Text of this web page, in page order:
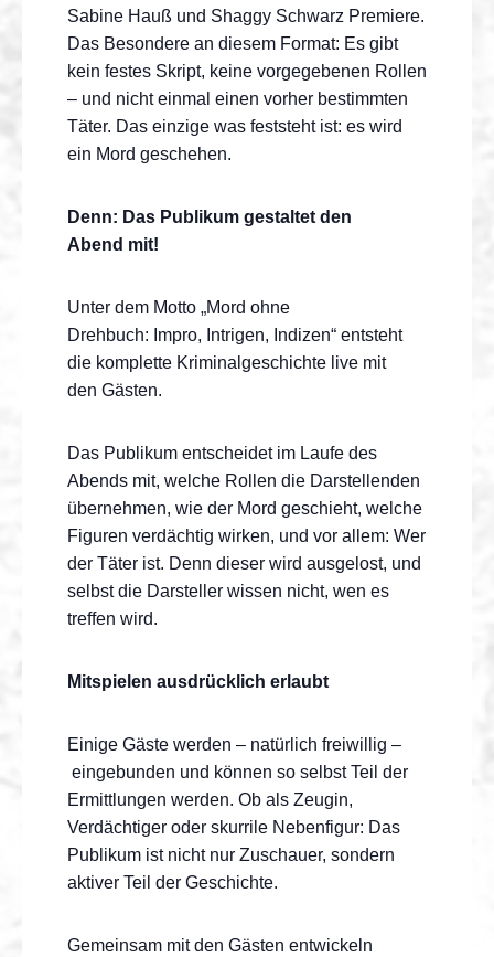
Sabine Hauß und Shaggy Schwarz Premiere.
Das Besondere an diesem Format: Es gibt
kein festes Skript, keine vorgegebenen Rollen
– und nicht einmal einen vorher bestimmten
Täter. Das einzige was feststeht ist: es wird
ein Mord geschehen.
Denn: Das Publikum gestaltet den
Abend mit!
Unter dem Motto „Mord ohne
Drehbuch: Impro, Intrigen, Indizen“ entsteht
die komplette Kriminalgeschichte live mit
den Gästen.
Das Publikum entscheidet im Laufe des
Abends mit, welche Rollen die Darstellenden
übernehmen, wie der Mord geschieht, welche
Figuren verdächtig wirken, und vor allem: Wer
der Täter ist. Denn dieser wird ausgelost, und
selbst die Darsteller wissen nicht, wen es
treffen wird.
Mitspielen ausdrücklich erlaubt
Einige Gäste werden – natürlich freiwillig –
eingebunden und können so selbst Teil der
Ermittlungen werden. Ob als Zeugin,
Verdächtiger oder skurrile Nebenfigur: Das
Publikum ist nicht nur Zuschauer, sondern
aktiver Teil der Geschichte.
Gemeinsam mit den Gästen entwickeln